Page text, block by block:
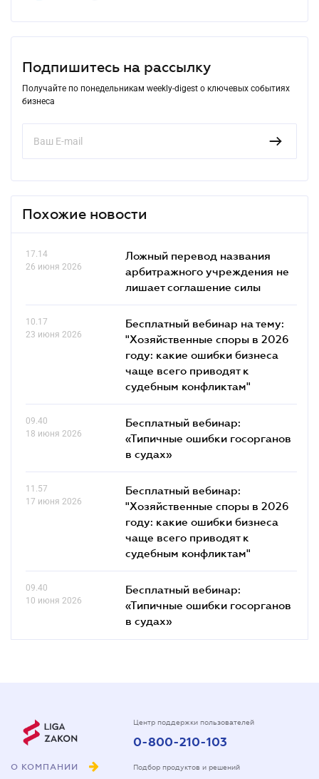
Подпишитесь на рассылку
Получайте по понедельникам weekly-digest о ключевых событиях
бизнеса
Похожие новости
17.14
26 июня 2026
Ложный перевод названия
арбитражного учреждения не
лишает соглашение силы
10.17
23 июня 2026
Бесплатный вебинар на тему:
"Хозяйственные споры в 2026
году: какие ошибки бизнеса
чаще всего приводят к
судебным конфликтам"
09.40
18 июня 2026
Бесплатный вебинар:
«Типичные ошибки госорганов
в судах»
11.57
17 июня 2026
Бесплатный вебинар:
"Хозяйственные споры в 2026
году: какие ошибки бизнеса
чаще всего приводят к
судебным конфликтам"
09.40
10 июня 2026
Бесплатный вебинар:
«Типичные ошибки госорганов
в судах»
О КОМПАНИИ
Центр поддержки пользователей
0-800-210-103
Подбор продуктов и решений